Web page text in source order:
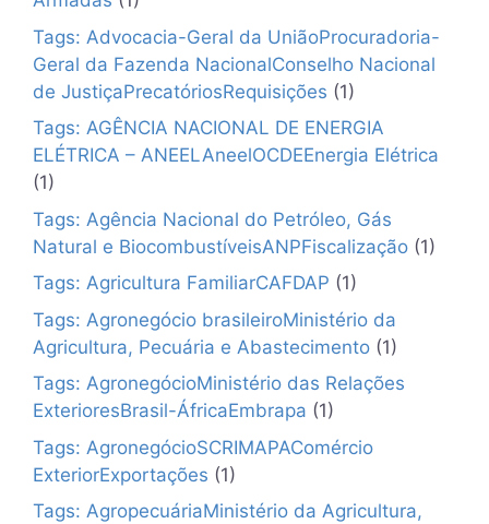
Tags: Advocacia-Geral da UniãoProcuradoria-
Geral da Fazenda NacionalConselho Nacional
de JustiçaPrecatóriosRequisições (1)
Tags: AGÊNCIA NACIONAL DE ENERGIA
ELÉTRICA – ANEELAneelOCDEEnergia Elétrica
(1)
Tags: Agência Nacional do Petróleo, Gás
Natural e BiocombustíveisANPFiscalização (1)
Tags: Agricultura FamiliarCAFDAP (1)
Tags: Agronegócio brasileiroMinistério da
Agricultura, Pecuária e Abastecimento (1)
Tags: AgronegócioMinistério das Relações
ExterioresBrasil-ÁfricaEmbrapa (1)
Tags: AgronegócioSCRIMAPAComércio
ExteriorExportações (1)
Tags: AgropecuáriaMinistério da Agricultura,